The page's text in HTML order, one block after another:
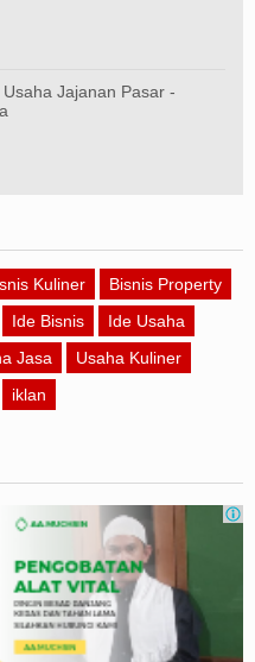
Jajanan Pasar -
Kuliner
Bisnis Property
Ide Bisnis
Ide Usaha
Jasa
Usaha Kuliner
iklan